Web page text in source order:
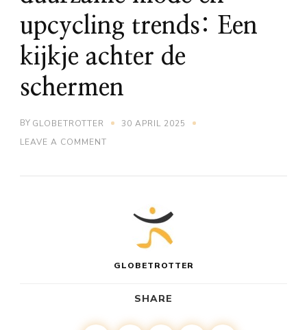
upcycling trends: Een
kijkje achter de
schermen
BY GLOBETROTTER
30 APRIL 2025
LEAVE A COMMENT
OP
UPCYCLING
ACHTER
SCHERMEN
GLOBETROTTER
SHARE